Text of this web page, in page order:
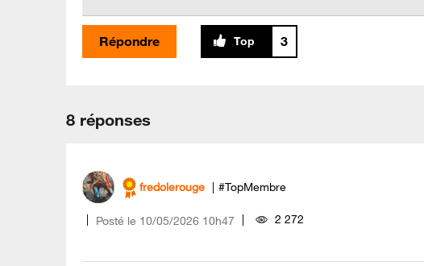
Répondre 3
8 réponses
fredolerouge #TopMembre
Posté le ‎10/05/2026 10h47 2 272